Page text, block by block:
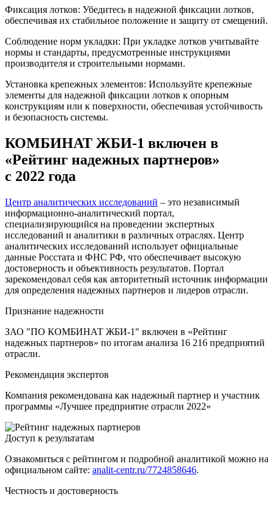
Фиксация лотков: Убедитесь в надежной фиксации лотков,
обеспечивая их стабильное положение и защиту от смещений.
Соблюдение норм укладки: При укладке лотков учитывайте
нормы и стандарты, предусмотренные инструкциями
производителя и строительными нормами.
Установка крепежных элементов: Используйте крепежные
элементы для надежной фиксации лотков к опорным
конструкциям или к поверхности, обеспечивая устойчивость
и безопасность системы.
КОМБИНАТ ЖБИ-1 включен в
«Рейтинг надежных партнеров»
с 2022 года
Центр аналитических исследований – это независимый
информационно-аналитический портал,
специализирующийся на проведении экспертных
исследований и аналитики в различных отраслях. Центр
аналитических исследований использует официальные
данные Росстата и ФНС РФ, что обеспечивает высокую
достоверность и объективность результатов. Портал
зарекомендовал себя как авторитетный источник информации
для определения надежных партнеров и лидеров отрасли.
Признание надежности
ЗАО "ПО КОМБИНАТ ЖБИ-1" включен в «Рейтинг
надежных партнеров» по итогам анализа 16 216 предприятий
отрасли.
Рекомендация экспертов
Компания рекомендована как надежный партнер и участник
программы «Лучшее предприятие отрасли 2022»
Доступ к результатам
Ознакомиться с рейтингом и подробной аналитикой можно на
официальном сайте: analit-centr.ru/7724858646.
Честность и достоверность